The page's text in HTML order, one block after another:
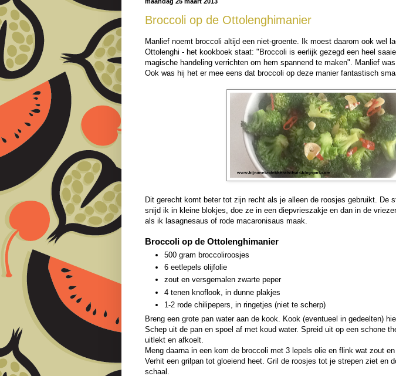
Broccoli op de Ottolenghimanier
Manlief noemt broccoli altijd een niet-groente. Ik moest daarom ook wel
Ottolenghi - het kookboek staat: "Broccoli is eerlijk gezegd een heel
magische handeling verrichten om hem spannend te maken". Manlief
Ook was hij het er mee eens dat broccoli op deze manier fantastisch
Dit gerecht komt beter tot zijn recht als je alleen de roosjes gebruikt. De
snijd ik in kleine blokjes, doe ze in een diepvrieszakje en dan in de
als ik lasagnesaus of rode macaronisaus maak.
Broccoli op de Ottolenghimanier
500 gram broccoliroosjes
6 eetlepels olijfolie
zout en versgemalen zwarte peper
4 tenen knoflook, in dunne plakjes
1-2 rode chilipepers, in ringetjes (niet te scherp)
Breng een grote pan water aan de kook. Kook (eventueel in gedeelten)
Schep uit de pan en spoel af met koud water. Spreid uit op een schone
uitlekt en afkoelt.
Meng daarna in een kom de broccoli met 3 lepels olie en flink wat zout en
Verhit een grilpan tot gloeiend heet. Gril de roosjes tot je strepen ziet en
schaal.